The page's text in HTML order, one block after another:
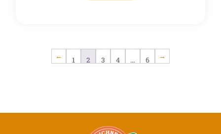
Posts
Seitennummerierung
Vorherige
1 2 3 4 … 6 Nächste